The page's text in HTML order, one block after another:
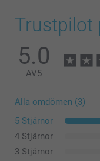
Trustpilot
5.0
AV5
Alla omdömen (3)
5 Stjärnor
4 Stjärnor
3 Stjärnor